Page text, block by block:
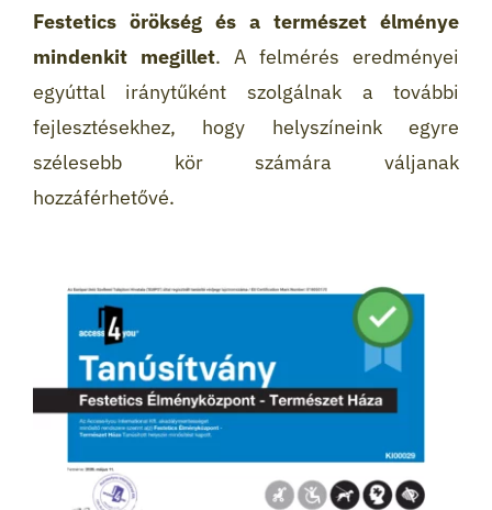
Festetics örökség és a természet élménye
mindenkit megillet. A felmérés eredményei
egyúttal iránytűként szolgálnak a további
fejlesztésekhez, hogy helyszíneink egyre
szélesebb kör számára váljanak
hozzáférhetővé.